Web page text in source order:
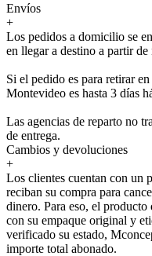
Envíos
+
Los pedidos a domicilio se
en llegar a destino a partir
Si el pedido es para retirar
Montevideo es hasta 3 días
Las agencias de reparto no
de entrega.
Cambios y devoluciones
+
Los clientes cuentan con un
reciban su compra para
dinero. Para eso, el producto
con su empaque original y
verificado su estado,
importe total abonado.